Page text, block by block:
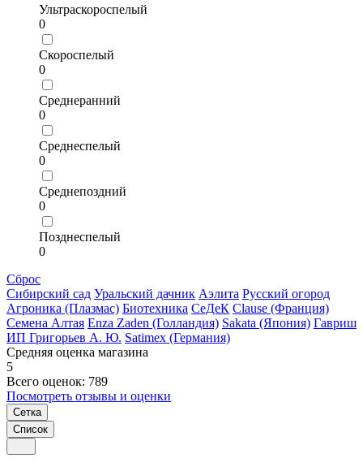
Ультраскороспелый
0
Скороспелый
0
Среднеранний
0
Среднеспелый
0
Среднепоздний
0
Позднеспелый
0
Сброс
Сибирский сад Уральский дачник Аэлита Русский огород
Агроника (Плазмас) Биотехника СеДеК Clause (Франция)
Семена Алтая Enza Zaden (Голландия) Sakata (Япония) Гавриш
ИП Григорьев А. Ю. Satimex (Германия)
Средняя оценка магазина
5
Всего оценок: 789
Посмотреть отзывы и оценки
Сетка
Список